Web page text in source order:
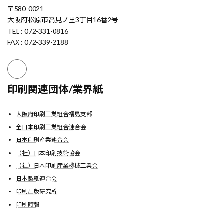
〒580-0021
大阪府松原市高見ノ里3丁目16番2号
TEL : 072-331-0816
FAX : 072-339-2188
印刷関連団体/業界紙
大阪府印刷工業組合福島支部
全日本印刷工業組合連合会
日本印刷産業連合会
（社）日本印刷技術協会
（社）日本印刷産業機械工業会
日本製紙連合会
印刷出版研究所
印刷時報